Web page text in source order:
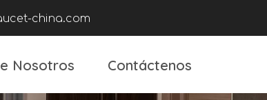
china.com
Nosotros Contáctenos